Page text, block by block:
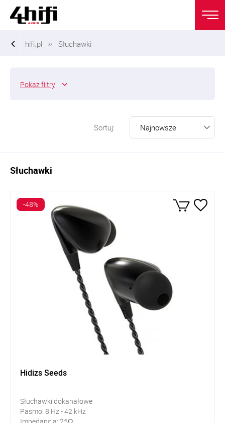
hifi.pl Słuchawki
Pokażfiltry
Sortuj:
Słuchawki
Hidizs Seeds
Słuchawki dokanałowe
Pasmo: 8 Hz - 42 kHz
-48%